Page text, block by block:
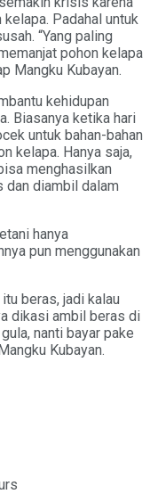
Padahal untuk
“Yang paling
pohon kelapa
Mangku Kubayan.
kehidupan
Biasanya ketika hari
untuk bahan-bahan
kelapa. Hanya saja,
menghasilkan
dan diambil dalam
hanya
pun menggunakan
beras, jadi kalau
dikasi ambil beras di
nanti bayar pake
Kubayan.